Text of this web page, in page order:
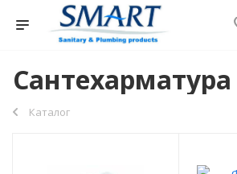
Сантехарматура
Каталог